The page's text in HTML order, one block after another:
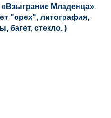
Младенца».
"орех", литография,
багет, стекло. )